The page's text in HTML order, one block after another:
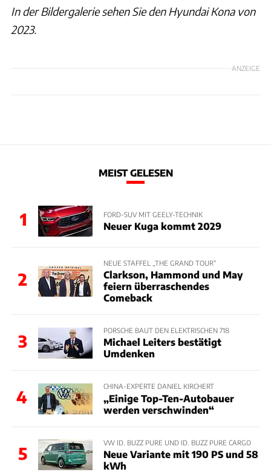
In der Bildergalerie sehen Sie den Hyundai Kona von
2023.
ANZEIGE
MEIST GELESEN
1 FORD-SUV MIT GEELY-TECHNIK
Neuer Kuga kommt 2029
2
NEUE STAFFEL „THE GRAND TOUR“
Clarkson, Hammond und May
feiern überraschendes
Comeback
3
PORSCHE BAUT DEN ELEKTRISCHEN 718
Michael Leiters bestätigt
Umdenken
4
CHINA-EXPERTE DANIEL KIRCHERT
„Einige Top-Ten-Autobauer
werden verschwinden“
5
VW ID. BUZZ PURE UND ID. BUZZ PURE CARGO
Neue Variante mit 190 PS und 58
kWh